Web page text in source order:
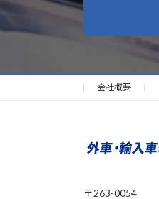
会社概要
〒263-0054